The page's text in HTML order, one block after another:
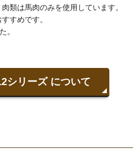
類は馬肉のみを使用しています。
すめです。
。
シリーズ について